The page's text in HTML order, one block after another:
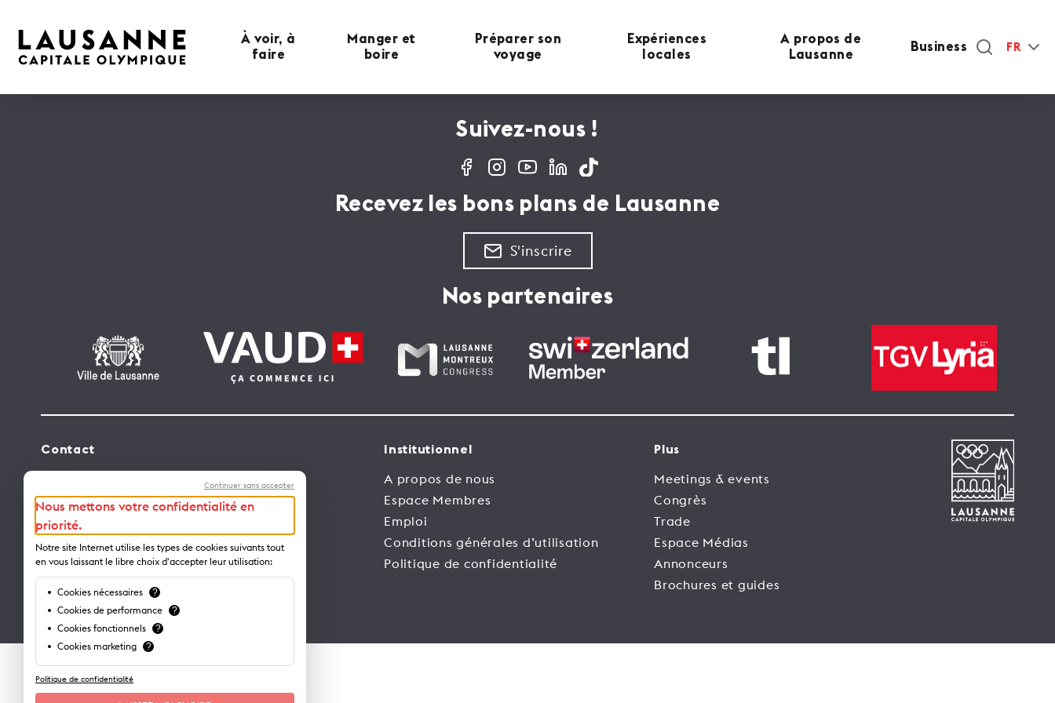
À voir, à
faire
Manger et
boire
Préparer son
voyage
Expériences
locales
A propos de
Lausanne
Business FR
Suivez-nous !
Recevez les bons plans de Lausanne
S'inscrire
Nos partenaires
Contact
Avenue de Rhodanie 2 – CP 975
1001 Lausanne – Suisse
info@lausanne-tourisme.ch
+41 21 613 73 73
Où nous trouver ?
Institutionnel
A propos de nous
Espace Membres
Emploi
Conditions générales d’utilisation
Politique de confidentialité
Plus
Meetings & events
Congrès
Trade
Espace Médias
Annonceurs
Brochures et guides
Continuer sans accepter
Nous mettons votre confidentialité en
priorité.
Notre site Internet utilise les types de cookies suivants tout
en vous laissant le libre choix d'accepter leur utilisation:
Cookies nécessaires ?
Cookies de performance ?
Cookies fonctionnels ?
Cookies marketing ?
Politique de confidentialité